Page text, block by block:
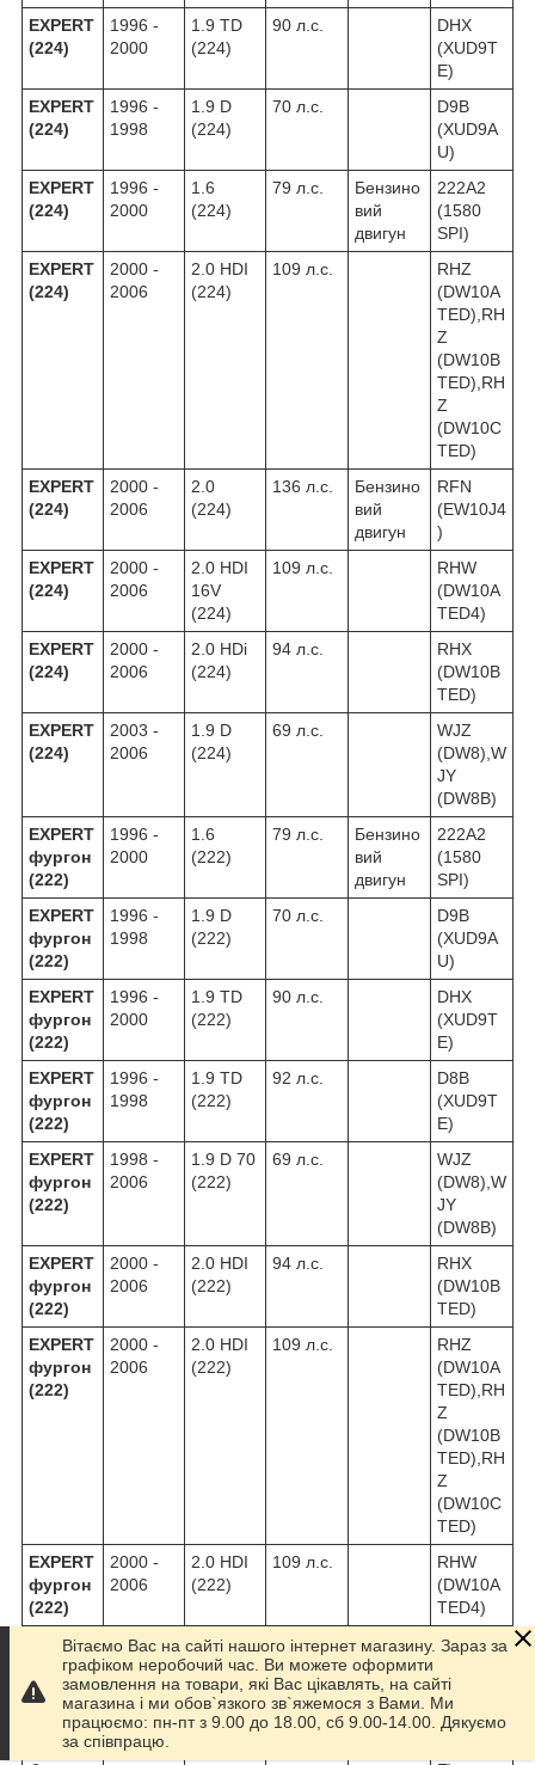
EXPERT
(224)
1996 -
2000
1.9 TD
(224)
90 л.с.
DHX
(XUD9T
E)
EXPERT
(224)
1996 -
1998
1.9 D
(224)
70 л.с.
D9B
(XUD9A
U)
EXPERT
(224)
1996 -
2000
1.6
(224)
79 л.с.
Бензино
вий
двигун
222A2
(1580
SPI)
EXPERT
(224)
2000 -
2006
2.0 HDI
(224)
109 л.с.
RHZ
(DW10A
TED),RH
Z
(DW10B
TED),RH
Z
(DW10C
TED)
EXPERT
(224)
2000 -
2006
2.0
(224)
136 л.с.
Бензино
вий
двигун
RFN
(EW10J4
)
EXPERT
(224)
2000 -
2006
2.0 HDI
16V
(224)
109 л.с.
RHW
(DW10A
TED4)
EXPERT
(224)
2000 -
2006
2.0 HDi
(224)
94 л.с.
RHX
(DW10B
TED)
EXPERT
(224)
2003 -
2006
1.9 D
(224)
69 л.с.
WJZ
(DW8),W
JY
(DW8B)
EXPERT
фургон
(222)
1996 -
2000
1.6
(222)
79 л.с.
Бензино
вий
двигун
222A2
(1580
SPI)
EXPERT
фургон
(222)
1996 -
1998
1.9 D
(222)
70 л.с.
D9B
(XUD9A
U)
EXPERT
фургон
(222)
1996 -
2000
1.9 TD
(222)
90 л.с.
DHX
(XUD9T
E)
EXPERT
фургон
(222)
1996 -
1998
1.9 TD
(222)
92 л.с.
D8B
(XUD9T
E)
EXPERT
фургон
(222)
1998 -
2006
1.9 D 70
(222)
69 л.с.
WJZ
(DW8),W
JY
(DW8B)
EXPERT
фургон
(222)
2000 -
2006
2.0 HDI
(222)
94 л.с.
RHX
(DW10B
TED)
EXPERT
фургон
(222)
2000 -
2006
2.0 HDI
(222)
109 л.с.
RHZ
(DW10A
TED),RH
Z
(DW10B
TED),RH
Z
(DW10C
TED)
EXPERT
фургон
(222)
2000 -
2006
2.0 HDI
(222)
109 л.с.
RHW
(DW10A
TED4)
EXPERT
фургон
(222)
2002 -
2006
2.0
(222)
136 л.с.
Бензино
вий
двигун
RFN
)
EXPERT
1996 -
1998
1.9 TD
92 л.с.
D8B
Вітаємо Вас на сайті нашого інтернет магазину. Зараз за
графіком неробочий час. Ви можете оформити
замовлення на товари, які Вас цікавлять, на сайті
магазина і ми обов`язкого зв`яжемося з Вами. Ми
працюємо: пн-пт з 9.00 до 18.00, сб 9.00-14.00. Дякуємо
за співпрацю.